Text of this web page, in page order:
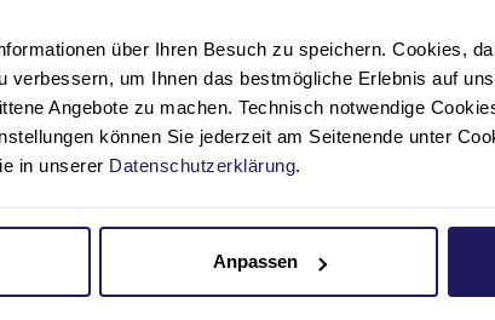
über Ihren Besuch zu speichern. Cookies,
verbessern, um Ihnen das bestmögliche Erlebnis auf
Angebote zu machen. Technisch notwendige
können Sie jederzeit am Seitenende unter
in unserer Datenschutzerklärung.
Anpassen
Informationen wurden vorsätzlich oder grob
sich ausdrücklich vor, Teile der Seiten oder das
zu verändern.
Kennzeichenrecht
allein bei der Conciliamus. Eine Vervielfältigung oder
Texten, Videosequenzen oder Texten in anderen